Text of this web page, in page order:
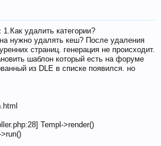
1.Как удалить категории?
нужно удалять кеш? После удаления
страниц. генерация не происходит.
шаблон который есть на форуме
из DLE в списке появился. но
Templ->render()